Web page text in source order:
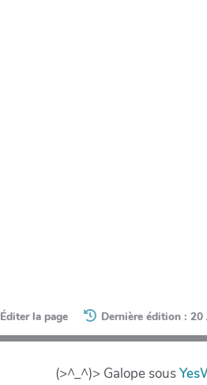
Éditer la page Dernière édition : 20
(>^_^)> Galope sous